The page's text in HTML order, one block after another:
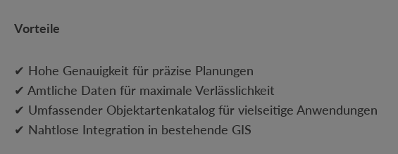
Vorteile
✔ Hohe Genauigkeit für präzise Planungen
✔ Amtliche Daten für maximale Verlässlichkeit
✔ Umfassender Objektartenkatalog für vielseitige Anwendungen
✔ Nahtlose Integration in bestehende GIS